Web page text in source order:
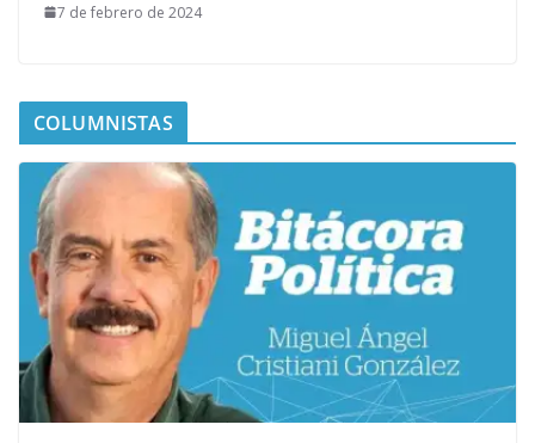
7 de febrero de 2024
COLUMNISTAS